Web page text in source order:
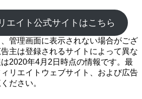
エイト公式サイトはこちら
管理画面に表示されない場合がござ
主は登録されるサイトによって異な
2020年4月2日時点の情報です。最
リエイトウェブサイト、および広告
ださい。